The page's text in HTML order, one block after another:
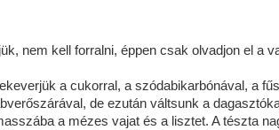
nem kell forralni, éppen csak olvadjon el a
a cukorral, a szódabikarbónával, a
de ezután váltsunk a
a mézes vajat és a lisztet. A tészta